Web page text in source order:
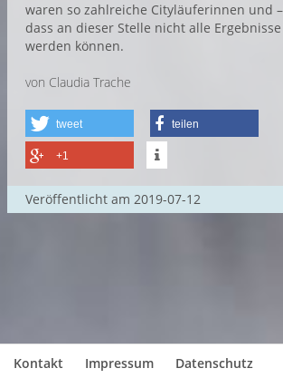
waren so zahlreiche Cityläuferinnen und
dass an dieser Stelle nicht alle
werden können.
von Claudia Trache
tweet teilen
+1
Veröffentlicht am 2019-07-12
Kontakt Impressum Datenschutz